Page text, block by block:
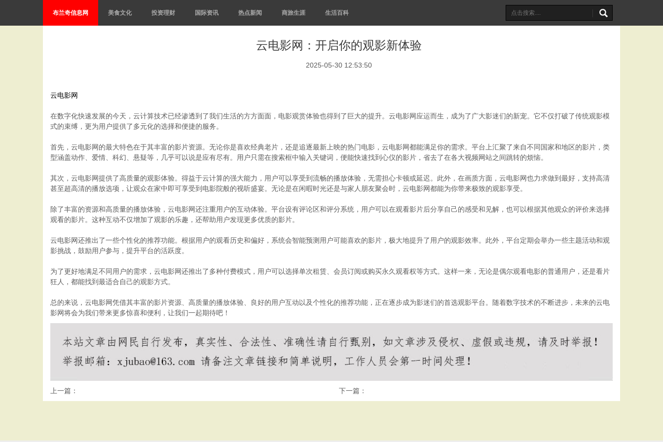
布兰奇信息网 美食文化 投资理财 国际资讯 热点新闻 商旅生涯 生活百科
云电影网：开启你的观影新体验
2025-05-30 12:53:50
云电影网
在数字化快速发展的今天，云计算技术已经渗透到了我们生活的方方面面，电影观赏体验也得到了巨大的提升。云电影网应运而生，成为了广大影迷们的新宠。它不仅打破了传统观影模
式的束缚，更为用户提供了多元化的选择和便捷的服务。
首先，云电影网的最大特色在于其丰富的影片资源。无论你是喜欢经典老片，还是追逐最新上映的热门电影，云电影网都能满足你的需求。平台上汇聚了来自不同国家和地区的影片，类
型涵盖动作、爱情、科幻、悬疑等，几乎可以说是应有尽有。用户只需在搜索框中输入关键词，便能快速找到心仪的影片，省去了在各大视频网站之间跳转的烦恼。
其次，云电影网提供了高质量的观影体验。得益于云计算的强大能力，用户可以享受到流畅的播放体验，无需担心卡顿或延迟。此外，在画质方面，云电影网也力求做到最好，支持高清
甚至超高清的播放选项，让观众在家中即可享受到电影院般的视听盛宴。无论是在闲暇时光还是与家人朋友聚会时，云电影网都能为你带来极致的观影享受。
除了丰富的资源和高质量的播放体验，云电影网还注重用户的互动体验。平台设有评论区和评分系统，用户可以在观看影片后分享自己的感受和见解，也可以根据其他观众的评价来选择
观看的影片。这种互动不仅增加了观影的乐趣，还帮助用户发现更多优质的影片。
云电影网还推出了一些个性化的推荐功能。根据用户的观看历史和偏好，系统会智能预测用户可能喜欢的影片，极大地提升了用户的观影效率。此外，平台定期会举办一些主题活动和观
影挑战，鼓励用户参与，提升平台的活跃度。
为了更好地满足不同用户的需求，云电影网还推出了多种付费模式，用户可以选择单次租赁、会员订阅或购买永久观看权等方式。这样一来，无论是偶尔观看电影的普通用户，还是看片
狂人，都能找到最适合自己的观影方式。
总的来说，云电影网凭借其丰富的影片资源、高质量的播放体验、良好的用户互动以及个性化的推荐功能，正在逐步成为影迷们的首选观影平台。随着数字技术的不断进步，未来的云电
影网将会为我们带来更多惊喜和便利，让我们一起期待吧！
上一篇： 下一篇：